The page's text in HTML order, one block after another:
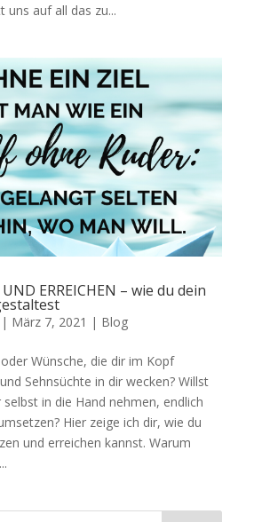
uns auf all das zu...
ERREICHEN – wie du dein
März 7, 2021 | Blog
Wünsche, die dir im Kopf
Sehnsüchte in dir wecken? Willst
in die Hand nehmen, endlich
Hier zeige ich dir, wie du
und erreichen kannst. Warum